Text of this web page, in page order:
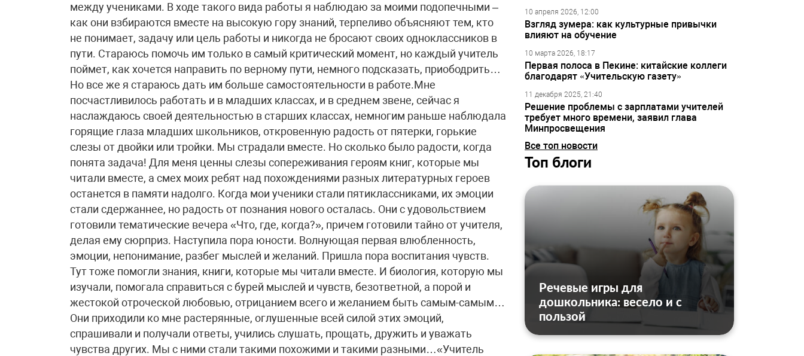
между учениками. В ходе такого вида работы я наблюдаю за моими подопечными –
как они взбираются вместе на высокую гору знаний, терпеливо объясняют тем, кто
не понимает, задачу или цель работы и никогда не бросают своих одноклассников в
пути. Стараюсь помочь им только в самый критический момент, но каждый учитель
поймет, как хочется направить по верному пути, немного подсказать, приободрить…
Но все же я стараюсь дать им больше самостоятельности в работе.Мне
посчастливилось работать и в младших классах, и в среднем звене, сейчас я
наслаждаюсь своей деятельностью в старших классах, немногим раньше наблюдала
горящие глаза младших школьников, откровенную радость от пятерки, горькие
слезы от двойки или тройки. Мы страдали вместе. Но сколько было радости, когда
понята задача! Для меня ценны слезы сопереживания героям книг, которые мы
читали вместе, а смех моих ребят над похождениями разных литературных героев
останется в памяти надолго. Когда мои ученики стали пятиклассниками, их эмоции
стали сдержаннее, но радость от познания нового осталась. Они с удовольствием
готовили тематические вечера «Что, где, когда?», причем готовили тайно от учителя,
делая ему сюрприз. Наступила пора юности. Волнующая первая влюбленность,
эмоции, непонимание, разбег мыслей и желаний. Пришла пора воспитания чувств.
Тут тоже помогли знания, книги, которые мы читали вместе. И биология, которую мы
изучали, помогала справиться с бурей мыслей и чувств, безответной, а порой и
жестокой отроческой любовью, отрицанием всего и желанием быть самым-самым…
Они приходили ко мне растерянные, оглушенные всей силой этих эмоций,
спрашивали и получали ответы, учились слушать, прощать, дружить и уважать
чувства других. Мы с ними стали такими похожими и такими разными…«Учитель
10 апреля 2026, 12:00
Взгляд зумера: как культурные привычки
влияют на обучение
10 марта 2026, 18:17
Первая полоса в Пекине: китайские коллеги
благодарят «Учительскую газету»
11 декабря 2025, 21:40
Решение проблемы с зарплатами учителей
требует много времени, заявил глава
Минпросвещения
Все топ новости
Топ блоги
Речевые игры для
дошкольника: весело и с
пользой